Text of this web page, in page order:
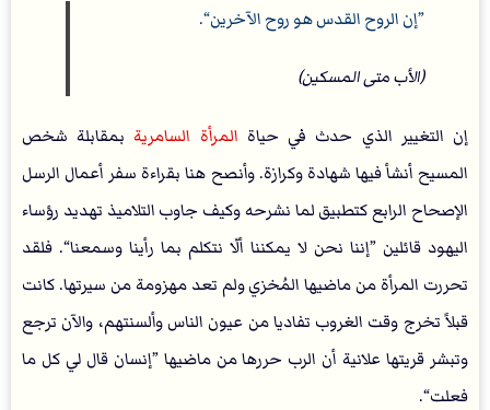
”إن الروح القدس هو روح الآخرين“.
(الأب متى المسكين)
إن التغيير الذي حدث في حياة المرأة السامريةبمقابلة شخص
المسيح أنشأ فيها شهادة وكرازة. وأنصح هنا بقراءة سفر أعمال الرسل
الإصحاح الرابع كتطبيق لما نشرحه وكيف جاوب التلاميذ تهديد رؤساء
اليهود قائلين ”إننا نحن لا يمكننا ألّا نتكلم بما رأينا وسمعنا“. فلقد
تحررت المرأة من ماضيها المُخزي ولم تعد مهزومة من سيرتها. كانت
قبلاً تخرج وقت الغروب تفاديا من عيون الناس وألسنتهم، والآن ترجع
وتبشر قريتها علانية أن الرب حررها من ماضيها ”إنسان قال لي كل ما
فعلت“.